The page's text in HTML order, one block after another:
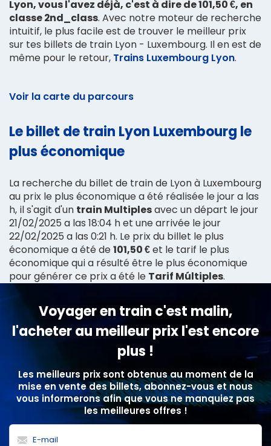
Lyon, vous l'avez déjà, c'est à dire de 101,50 €, en
classe 2nd_class. Avec notre moteur de recherche
intuitif, le plus facile est de trouver le meilleur prix
sur tes billets de train Lyon - Luxembourg. Il en est de
même pour le retour, Trains Luxembourg Lyon.
Voir la carte du parcours
Le billet de train Lyon Luxembourg le
plus économique
La recherche du billet de train de Lyon à Luxembourg
au prix le plus économique a été réalisée le jour a las
h, il s'agit d'un train Multiplesavec un départ le jour
21/02/2025 a las 18:04 h et une arrivée le jour
22/02/2025 a las 0:21 h. Le prix du billet le plus
économique a été de101,50 €et le tarif le plus
économique qui a résulté être le plus économique
pour générer ce prix a été le Tarif Múltiples.
Voyager en train c'est malin,
l'acheter au meilleur prix l'est encore
plus !
Les meilleurs prix sont obtenus au moment de la
mise en vente des billets, abonnez-vous et nous
vous informerons afin que vous ne manquiez pas
les meilleures offres !